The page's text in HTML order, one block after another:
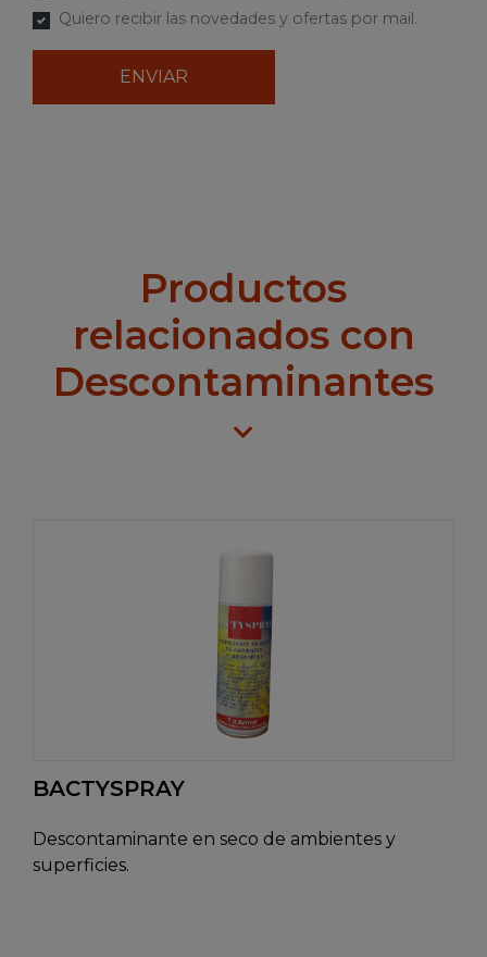
Quiero recibir las novedades y ofertas por mail.
Productos
relacionados con
Descontaminantes
BACTYSPRAY
Descontaminante en seco de ambientes y
superficies.